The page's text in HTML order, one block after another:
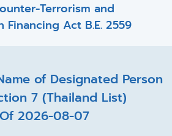
Terrorism and
Financing Act B.E. 2559
of Designated Person
7 (Thailand List)
2026-08-07